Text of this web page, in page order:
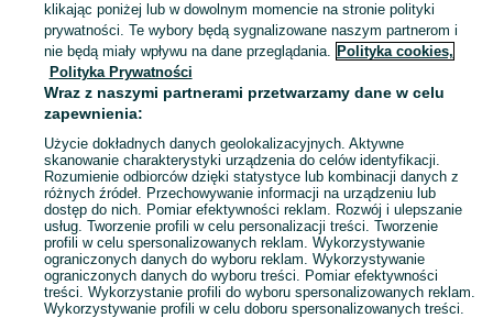
Mapa kategorii
Mapa miejscowości
Mapa ministron
Popularne wyszukiwania
klikając poniżej lub w dowolnym momencie na stronie polityki
prywatności. Te wybory będą sygnalizowane naszym partnerom i
nie będą miały wpływu na dane przeglądania. Polityka cookies,
Polityka Prywatności
Wraz z naszymi partnerami przetwarzamy dane w celu
zapewnienia:
Użycie dokładnych danych geolokalizacyjnych. Aktywne
skanowanie charakterystyki urządzenia do celów identyfikacji.
Rozumienie odbiorców dzięki statystyce lub kombinacji danych z
różnych źródeł. Przechowywanie informacji na urządzeniu lub
dostęp do nich. Pomiar efektywności reklam. Rozwój i ulepszanie
usług. Tworzenie profili w celu personalizacji treści. Tworzenie
profili w celu spersonalizowanych reklam. Wykorzystywanie
ograniczonych danych do wyboru reklam. Wykorzystywanie
ograniczonych danych do wyboru treści. Pomiar efektywności
treści. Wykorzystanie profili do wyboru spersonalizowanych reklam.
Wykorzystywanie profili w celu doboru spersonalizowanych treści.